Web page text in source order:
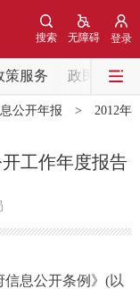
登录
无障碍
搜索
策服务 政民互动
中央部委动态
部门动态
公开年报 > 2012年
工作年度报告
息公开条例》(以